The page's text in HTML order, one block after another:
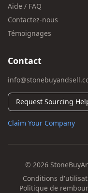
Aide / FAQ
Contactez-nous
Témoignages
Contact
Request Sourcing
Claim Your Company
© 2026
Conditions
Politique de